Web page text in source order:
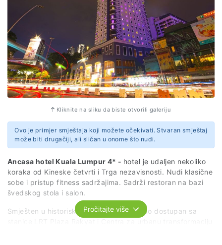
Kliknite na sliku da biste otvorili galeriju
Ovo je primjer smještaja koji možete očekivati. Stvaran smještaj
može biti drugačiji, ali sličan u onome što nudi.
Ancasa hotel Kuala Lumpur 4* - hotel je udaljen nekoliko
koraka od Kineske četvrti i Trga nezavisnosti. Nudi klasične
sobe i pristup fitness sadržajima. Sadrži restoran na bazi
švedskog stola i salon.
Smješten u historiskoj četvrti, hotel je lako dostupan sa
Pročitajte više